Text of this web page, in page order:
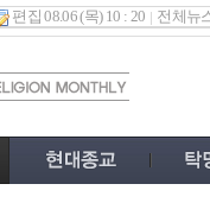
편집 08.06 (목) 10 : 20 전체뉴